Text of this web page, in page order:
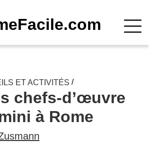
ET ACTIVITÉS /
chefs-d’œuvre
à Rome